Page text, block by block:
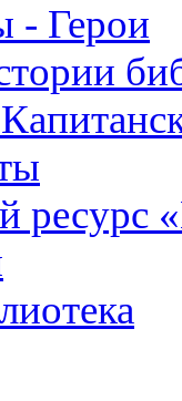
- Герои
ресурс